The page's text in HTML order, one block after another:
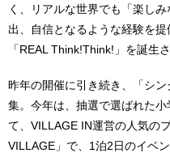
く、リアルな世界でも「楽し
出、自信となるような経験を
「REAL Think!Think!」を誕生さ
昨年の開催に引き続き、「シ
集。今年は、抽選で選ばれた
て、VILLAGE IN運営の人気の
VILLAGE」で、1泊2日のイベン